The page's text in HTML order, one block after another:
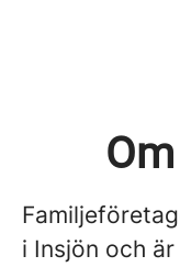
i Insjön och